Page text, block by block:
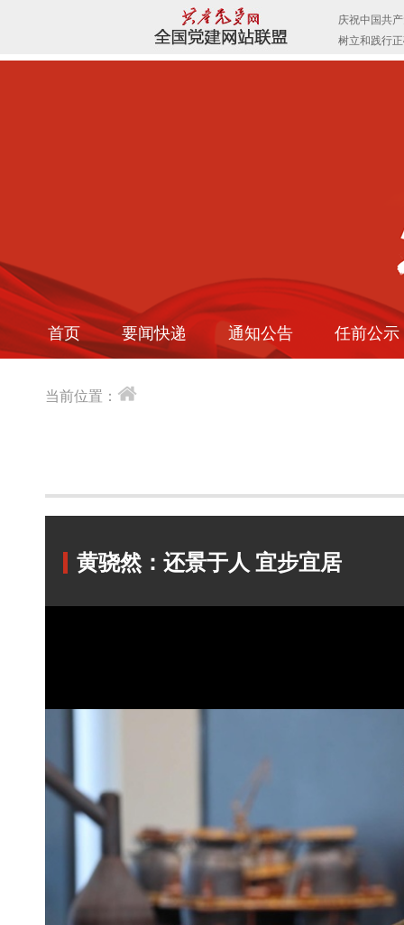
首页 要闻快递 通知公告 任前公示
当前位置：
黄骁然：还景于人 宜步宜居